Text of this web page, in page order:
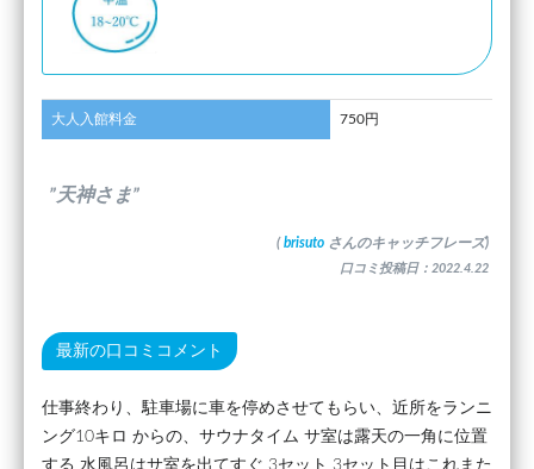
大人入館料金 750円
”天神さま”
( brisuto さんのキャッチフレーズ)
口コミ投稿日：2022.4.22
最新の口コミコメント
仕事終わり、駐車場に車を停めさせてもらい、近所をランニ
ング10キロ からの、サウナタイム サ室は露天の一角に位置
する 水風呂はサ室を出てすぐ 3セット 3セット目はこれまた